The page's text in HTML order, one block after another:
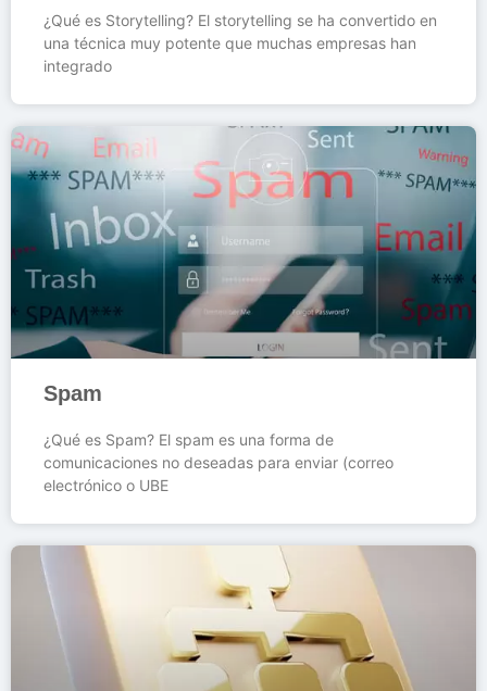
¿Qué es Storytelling? El storytelling se ha convertido en
una técnica muy potente que muchas empresas han
integrado
Spam
¿Qué es Spam? El spam es una forma de
comunicaciones no deseadas para enviar (correo
electrónico o UBE